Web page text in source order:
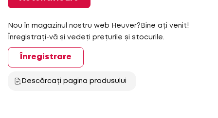
Nou în magazinul nostru web Heuver?Bine ați venit!
Înregistrați-vă și vedeți prețurile și stocurile.
Înregistrare
Descărcați pagina produsului